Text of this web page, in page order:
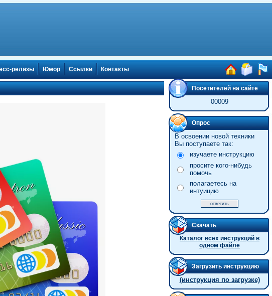
релизы Юмор Ссылки Контакты
Посетителей на сайте
00009
Опрос
В освоении новой техники
Вы поступаете так:
изучаете инструкцию
просите кого-нибудь
помочь
полагаетесь на
интуицию
Скачать
Каталог всех инструкций в
одном файле
Загрузить инструкцию
(инструкция по загрузке)